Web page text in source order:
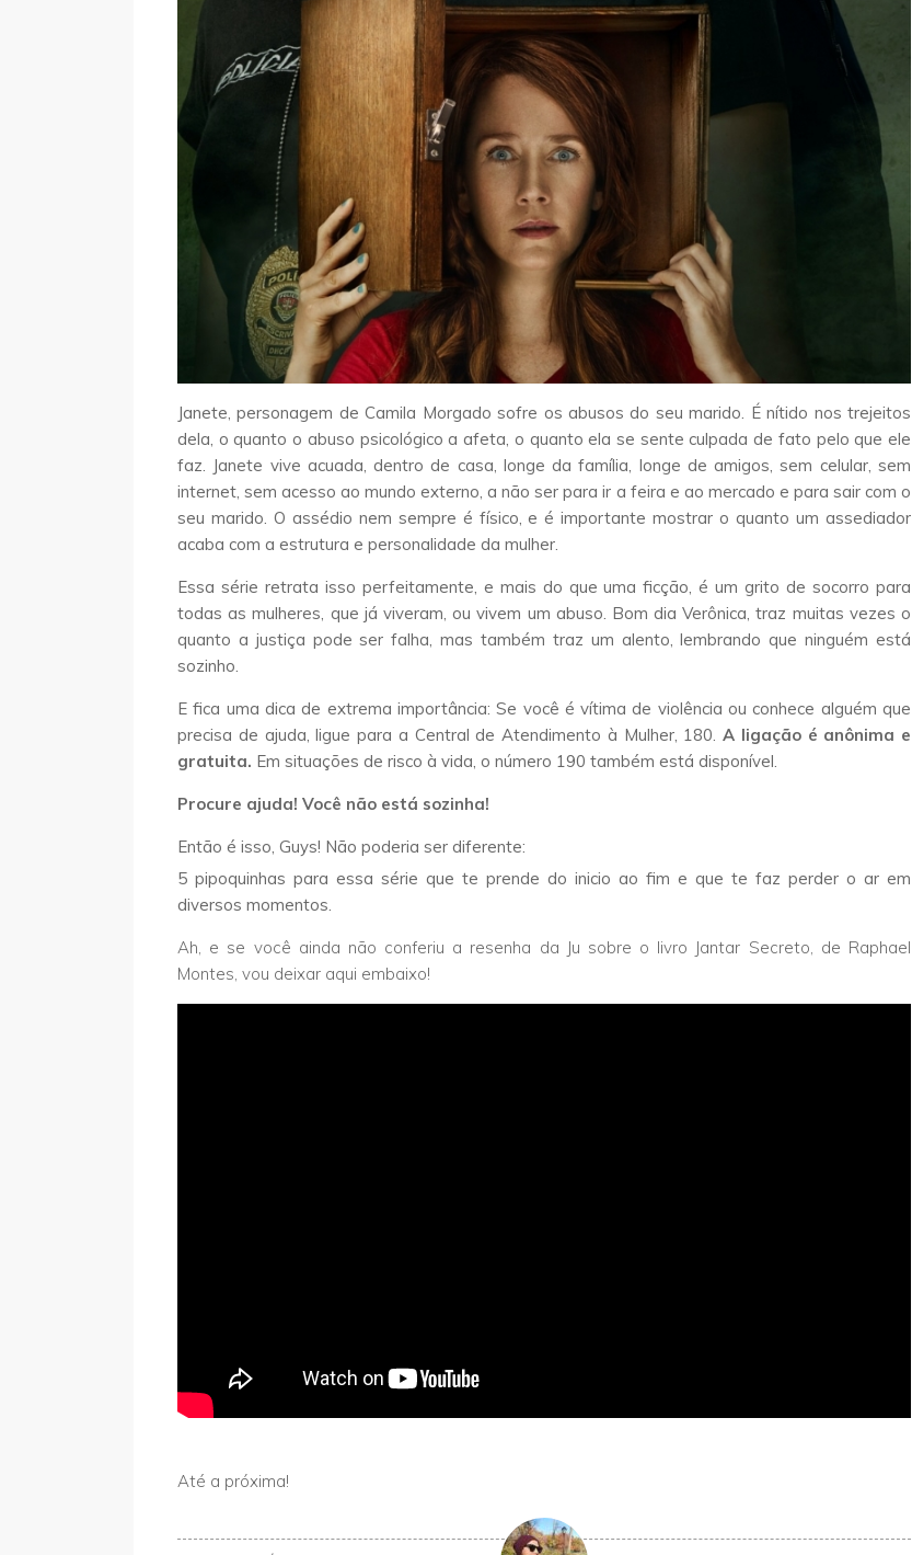
Janete, personagem de Camila Morgado sofre os abusos do seu marido. É nítido nos trejeitos
dela, o quanto o abuso psicológico a afeta, o quanto ela se sente culpada de fato pelo que ele
faz. Janete vive acuada, dentro de casa, longe da família, longe de amigos, sem celular, sem
internet, sem acesso ao mundo externo, a não ser para ir a feira e ao mercado e para sair com o
seu marido. O assédio nem sempre é físico, e é importante mostrar o quanto um assediador
acaba com a estrutura e personalidade da mulher.
Essa série retrata isso perfeitamente, e mais do que uma ficção, é um grito de socorro para
todas as mulheres, que já viveram, ou vivem um abuso. Bom dia Verônica, traz muitas vezes o
quanto a justiça pode ser falha, mas também traz um alento, lembrando que ninguém está
sozinho.
E fica uma dica de extrema importância: Se você é vítima de violência ou conhece alguém que
precisa de ajuda, ligue para a Central de Atendimento à Mulher, 180. A ligação é anônima e
gratuita. Em situações de risco à vida, o número 190 também está disponível.
Procure ajuda! Você não está sozinha!
Então é isso, Guys! Não poderia ser diferente:
5 pipoquinhas para essa série que te prende do inicio ao fim e que te faz perder o ar em
diversos momentos.
Ah, e se você ainda não conferiu a resenha da Ju sobre o livro Jantar Secreto, de Raphael
Montes, vou deixar aqui embaixo!
Até a próxima!